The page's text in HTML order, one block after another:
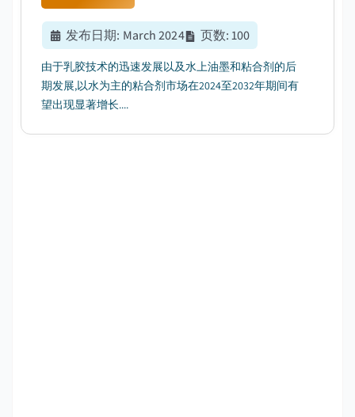
发布日期: March 2024 页数:100
由于乳胶技术的迅速发展以及水上油墨和粘合剂的后
期发展,以水为主的粘合剂市场在2024至2032年期间有
望出现显著增长....